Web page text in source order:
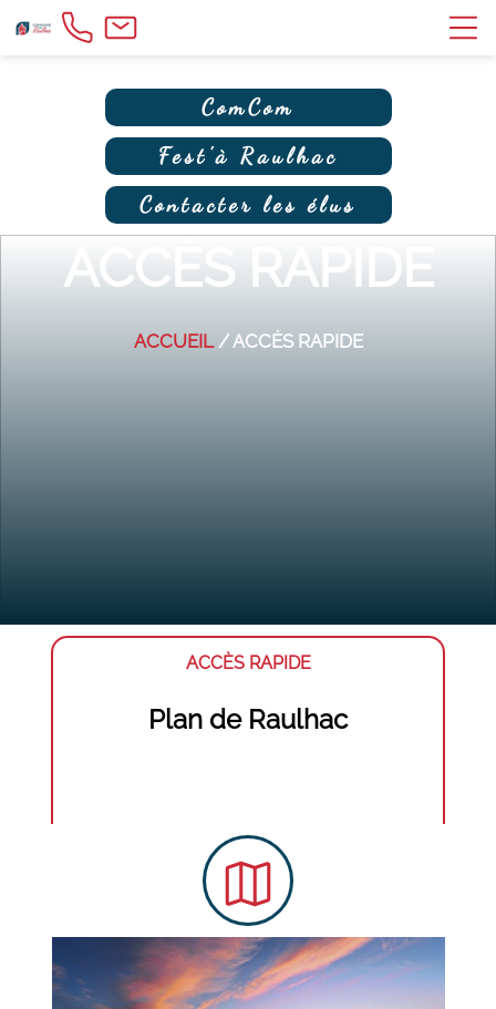
ComCom
Fest'à Raulhac
Contacter les élus
ACCÈS RAPIDE
ACCUEIL/ ACCÈS RAPIDE
ACCÈS RAPIDE
Plan de Raulhac